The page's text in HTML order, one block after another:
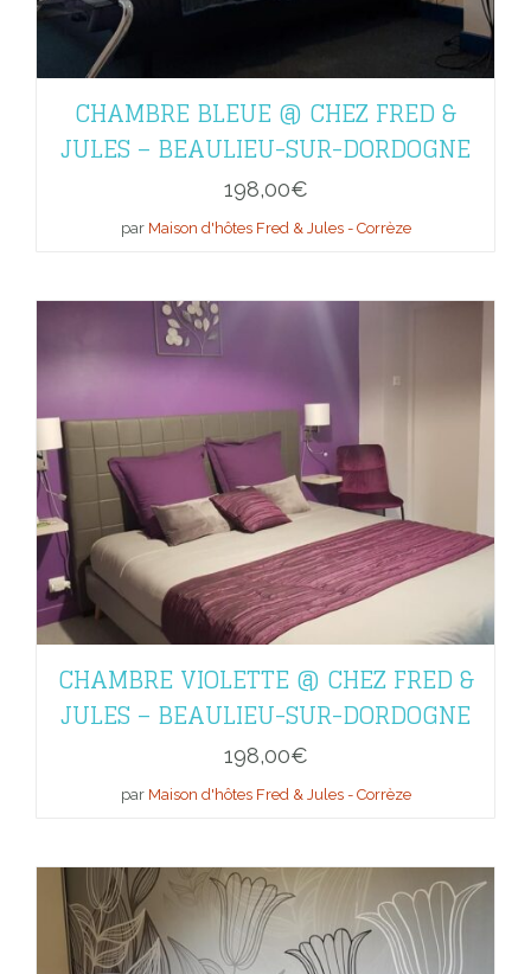
CHAMBRE BLEUE @ CHEZ FRED &
JULES – BEAULIEU-SUR-DORDOGNE
198,00€
par Maison d'hôtes Fred & Jules - Corrèze
CHAMBRE VIOLETTE @ CHEZ FRED &
JULES – BEAULIEU-SUR-DORDOGNE
198,00€
par Maison d'hôtes Fred & Jules - Corrèze